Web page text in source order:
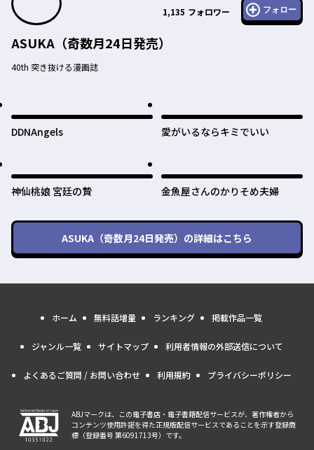
1,135 フォロワー フォロー
ASUKA（奇数月24日発売）
40th 突き抜ける漫画誌
DDNAngels 愛がいるならキミでいい
神仙桃娘 宮廷の贄 金魚屋さんのかりそめ夫婦
ASUKA（奇数月24日発売） の詳細はこちら
ホーム 無料話増量 ランキング 掲載作品一覧
ジャンル一覧 サイトマップ 利用者情報の外部送信について
よくあるご質問 / お問い合わせ 利用規約 プライバシーポリシー
ABJマークは、この電子書店・電子書籍配信サービスが、著作権者から
コンテンツ使用許諾を得た正規版配信サービスであることを示す登録商
標（登録番号 第6091713号）です。